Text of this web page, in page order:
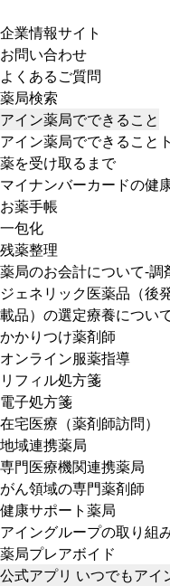
企業情報サイト
お問い合わせ
よくあるご質問
薬局検索
アイン薬局でできること
アイン薬局でできること
薬を受け取るまで
マイナンバーカードの健
お薬手帳
一包化
残薬整理
薬局のお会計について-調
ジェネリック医薬品（後
載品）の選定療養につい
かかりつけ薬剤師
オンライン服薬指導
リフィル処方箋
電子処方箋
在宅医療（薬剤師訪問）
地域連携薬局
専門医療機関連携薬局
がん領域の専門薬剤師
健康サポート薬局
アイングループの取り組
薬局プレアボイド
公式アプリ いつでもアイ